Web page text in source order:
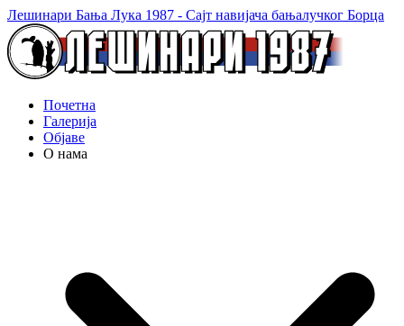
Лешинари Бања Лука 1987 - Сајт навијача бањалучког Борца
Почетна
Галерија
Објаве
О нама